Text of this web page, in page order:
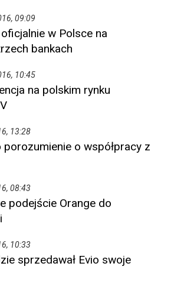
09:09
w Polsce na
bankach
10:45
na polskim rynku
13:28
porozumienie o współpracy z
08:43
podejście Orange do
10:33
sprzedawał Evio swoje